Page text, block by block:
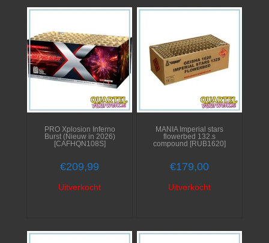
PRO Xplosion Inferno
Burst (Nieuw in 2026)
[CAFHQN108S]
€209,99
Uitverkocht
MANIA Imperial stars
flowerbed 132.s
compound [RUB1620]
€179,00
Uitverkocht